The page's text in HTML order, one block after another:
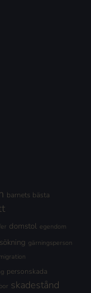
barnets bästa
domstol egendom
gärningsperson
migration
personskada
skadestånd